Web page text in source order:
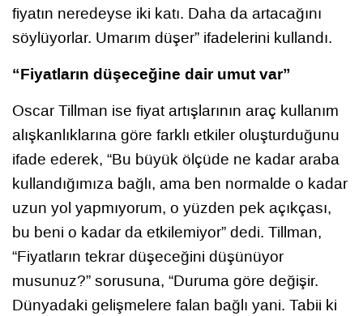
fiyatın neredeyse iki katı. Daha da artacağını
söylüyorlar. Umarım düşer” ifadelerini kullandı.
“Fiyatların düşeceğine dair umut var”
Oscar Tillman ise fiyat artışlarının araç kullanım
alışkanlıklarına göre farklı etkiler oluşturduğunu
ifade ederek, “Bu büyük ölçüde ne kadar araba
kullandığımıza bağlı, ama ben normalde o kadar
uzun yol yapmıyorum, o yüzden pek açıkçası,
bu beni o kadar da etkilemiyor” dedi. Tillman,
“Fiyatların tekrar düşeceğini düşünüyor
musunuz?” sorusuna, “Duruma göre değişir.
Dünyadaki gelişmelere falan bağlı yani. Tabii ki